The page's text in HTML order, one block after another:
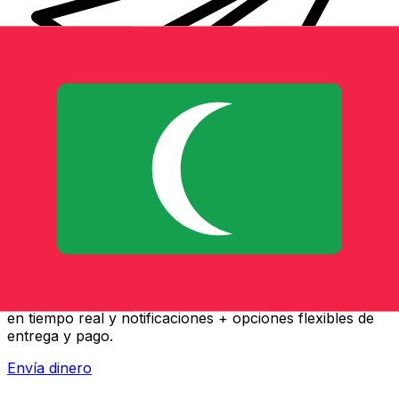
en tiempo real y notificaciones + opciones flexibles de
entrega y pago.
Envía dinero